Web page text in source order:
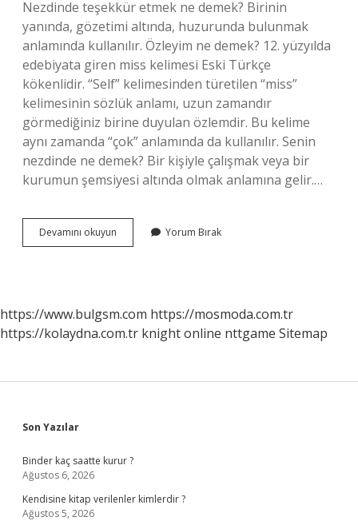
Nezdinde teşekkür etmek ne demek? Birinin
yanında, gözetimi altında, huzurunda bulunmak
anlamında kullanılır. Özleyim ne demek? 12. yüzyılda
edebiyata giren miss kelimesi Eski Türkçe
kökenlidir. “Self” kelimesinden türetilen “miss”
kelimesinin sözlük anlamı, uzun zamandır
görmediğiniz birine duyulan özlemdir. Bu kelime
aynı zamanda “çok” anlamında da kullanılır. Senin
nezdinde ne demek? Bir kişiyle çalışmak veya bir
kurumun şemsiyesi altında olmak anlamına gelir.…
Devamını okuyun Izdenim
Ne
Yorum Bırak
https://www.bulgsm.com https://mosmoda.com.tr
https://kolaydna.com.tr knight online nttgame Sitemap
Sidebar
Son Yazılar
Binder kaç saatte kurur ?
Ağustos 6, 2026
Kendisine kitap verilenler kimlerdir ?
Ağustos 5, 2026